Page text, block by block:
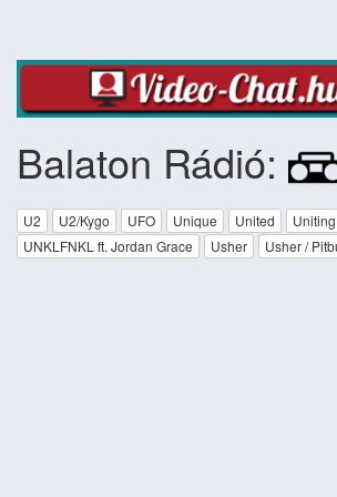
Balaton Rádió:
U2 U2/Kygo UFO Unique United
UNKLFNKL ft. Jordan Grace
Usher Usher /